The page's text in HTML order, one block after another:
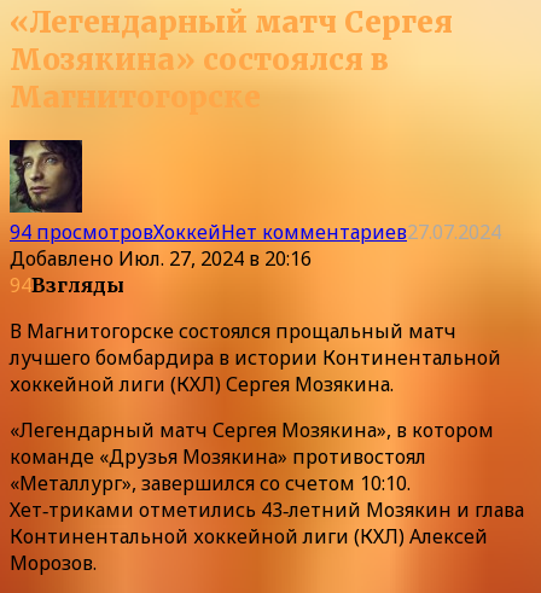
«Легендарный матч Сергея
Мозякина» состоялся в
Магнитогорске
94 просмотровХоккейНет комментариев27.07.2024
Добавлено Июл. 27, 2024 в 20:16
94Взгляды
В Магнитогорске состоялся прощальный матч
лучшего бомбардира в истории Континентальной
хоккейной лиги (КХЛ) Сергея Мозякина.
«Легендарный матч Сергея Мозякина», в котором
команде «Друзья Мозякина» противостоял
«Металлург», завершился со счетом 10:10.
Хет‑триками отметились 43‑летний Мозякин и глава
Континентальной хоккейной лиги (КХЛ) Алексей
Морозов.